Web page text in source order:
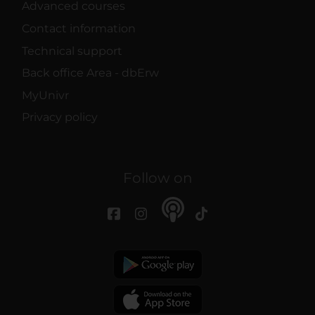
Advanced courses
Contact information
Technical support
Back office Area - dbErw
MyUnivr
Privacy policy
Follow on